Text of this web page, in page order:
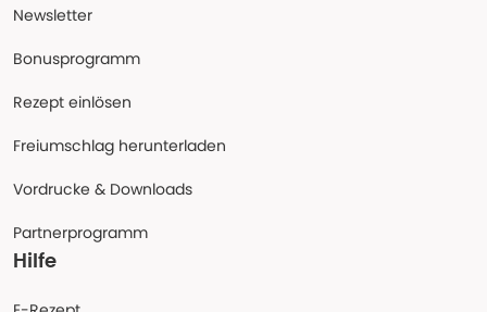
Newsletter
Bonusprogramm
Rezept einlösen
Freiumschlag herunterladen
Vordrucke & Downloads
Partnerprogramm
Hilfe